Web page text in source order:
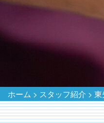
ホーム > スタッフ紹介 > 東